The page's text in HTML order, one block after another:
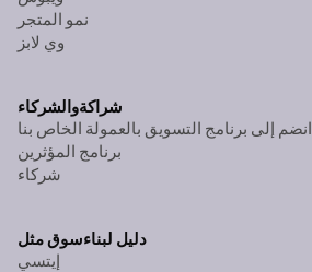
نمو المتجر
وي لابز
شراكةوالشركاء
انضم إلى برنامج التسويق بالعمولة الخاص بنا
برنامج المؤثرين
شركاء
دليل لبناءسوق مثل
إيتسي